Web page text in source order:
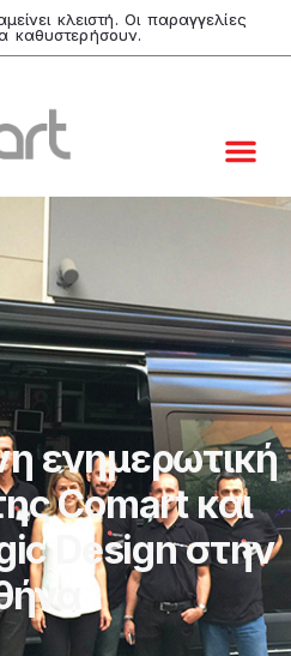
κλειστή. Οι παραγγελίες
καθυστερήσουν.
ενημερωτική
Comart και
Design στην